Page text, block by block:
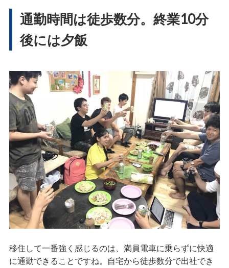
通勤時間は徒歩数分。終業10分
後には夕飯
移住して一番強く感じるのは、満員電車に乗らずに快適
に通勤できることですね。自宅から徒歩数分で出社でき